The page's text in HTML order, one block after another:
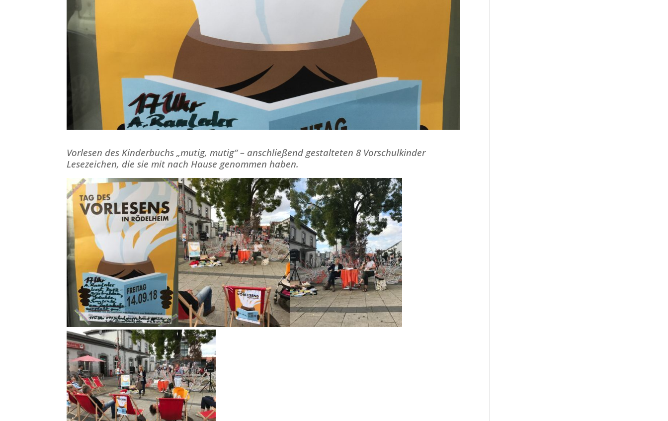
Vorlesen des Kinderbuchs „mutig, mutig“ – anschließend gestalteten 8 Vorschulkinder
Lesezeichen, die sie mit nach Hause genommen haben.